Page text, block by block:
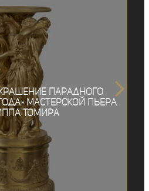
парадного
мастерской Пьера
Томира